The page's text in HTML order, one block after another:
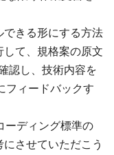
きる形にする方法
て、規格案の原文
認し、技術内容を
フィードバックす
ーディング標準の
させていただこう